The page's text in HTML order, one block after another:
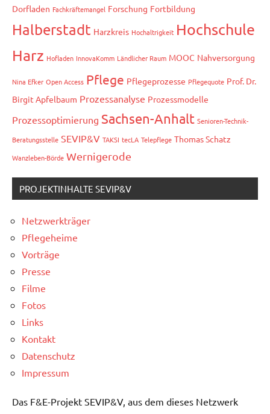
Dorfladen Fachkräftemangel Forschung Fortbildung
Halberstadt Harzkreis Hochaltrigkeit Hochschule
Harz Hofladen InnovaKomm Ländlicher Raum MOOC Nahversorgung
Nina Efker Open Access Pflege Pflegeprozesse Pflegequote Prof. Dr.
Birgit Apfelbaum Prozessanalyse Prozessmodelle
Prozessoptimierung Sachsen-Anhalt Senioren-Technik-
Beratungsstelle SEVIP&V TAKSI tecLA Telepflege Thomas Schatz
Wanzleben-Börde Wernigerode
PROJEKTINHALTE SEVIP&V
Netzwerkträger
Pflegeheime
Vorträge
Presse
Filme
Fotos
Links
Kontakt
Datenschutz
Impressum
Das F&E-Projekt SEVIP&V, aus dem dieses Netzwerk